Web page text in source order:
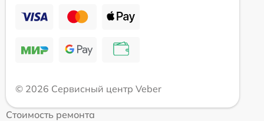
© 2026 Сервисный центр Veber
Стоимость ремонта